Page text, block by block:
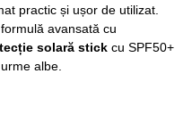
practic și ușor de utilizat.
avansată cu
solară stick cu SPF50+
albe.